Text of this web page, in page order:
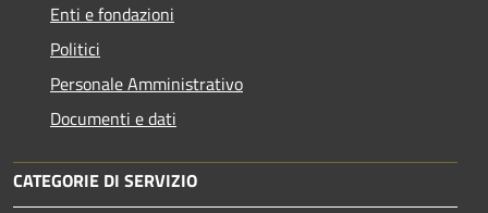
Enti e fondazioni
Politici
Personale Amministrativo
Documenti e dati
CATEGORIE DI SERVIZIO